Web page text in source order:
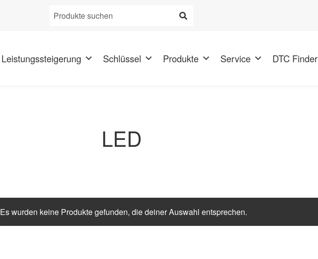
Produkt
Leistungssteigerung Schlüssel Produkte Service DTC Finder
LED
Es wurden keine Produkte gefunden, die deiner Auswahl entsprechen.